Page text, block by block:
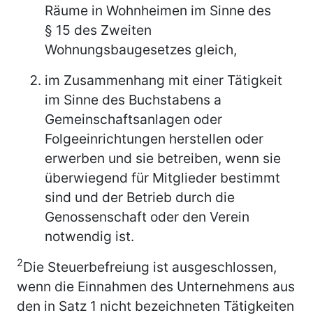
Räume in Wohnheimen im Sinne des
§ 15 des Zweiten
Wohnungsbaugesetzes gleich,
im Zusammenhang mit einer Tätigkeit
im Sinne des Buchstabens a
Gemeinschaftsanlagen oder
Folgeeinrichtungen herstellen oder
erwerben und sie betreiben, wenn sie
überwiegend für Mitglieder bestimmt
sind und der Betrieb durch die
Genossenschaft oder den Verein
notwendig ist.
2Die Steuerbefreiung ist ausgeschlossen,
wenn die Einnahmen des Unternehmens aus
den in Satz 1 nicht bezeichneten Tätigkeiten